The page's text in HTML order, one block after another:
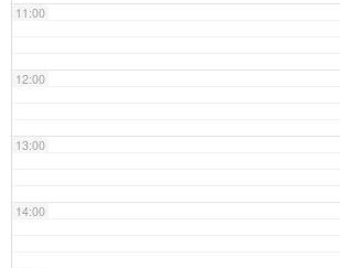
11:00
12:00
13:00
14:00